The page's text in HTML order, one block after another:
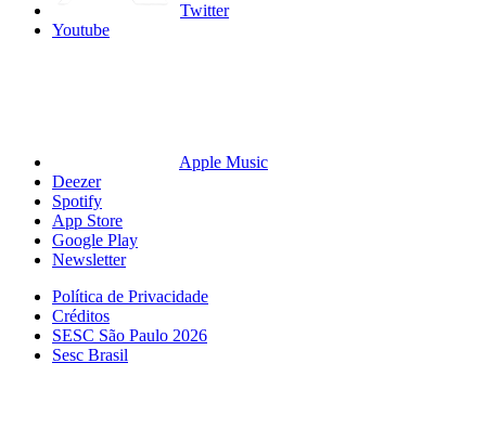
Twitter
Youtube
Apple Music
Deezer
Spotify
App Store
Google Play
Newsletter
Política de Privacidade
Créditos
SESC São Paulo 2026
Sesc Brasil